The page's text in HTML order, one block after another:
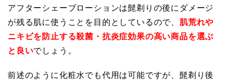
アフターシェーブローションは髭剃りの後にダメージ
が残る肌に使うことを目的としているので、 肌荒れや
ニキビを防止する殺菌・抗炎症効果の高い商品を選ぶ
と良いでしょう。
前述のように化粧水でも代用は可能ですが、髭剃り後